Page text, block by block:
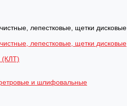
лепестковые, щетки дисковые
лепестковые, щетки дисковые
(КЛТ)
и шлифовальные